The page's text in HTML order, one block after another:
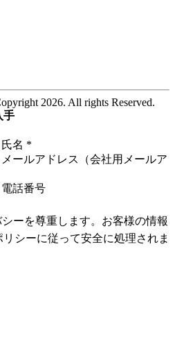
2026. All rights Reserved.
手
氏名 *
メールアドレス（会社用メールア
電話番号
ーを尊重します。お客様の情報
シーに従って安全に処理されま